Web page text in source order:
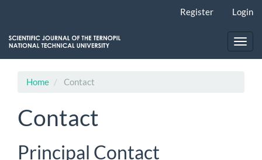
Content
Register Login
Home Contact
Contact
Principal Contact